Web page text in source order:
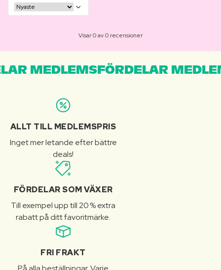
Visar 0 av 0 recensioner
MEDLEMSFÖRDELAR
ALLT TILL MEDLEMSPRIS
Inget mer letande efter bättre
deals!
FÖRDELAR SOM VÄXER
Till exempel upp till 20 % extra
rabatt på ditt favoritmärke.
FRI FRAKT